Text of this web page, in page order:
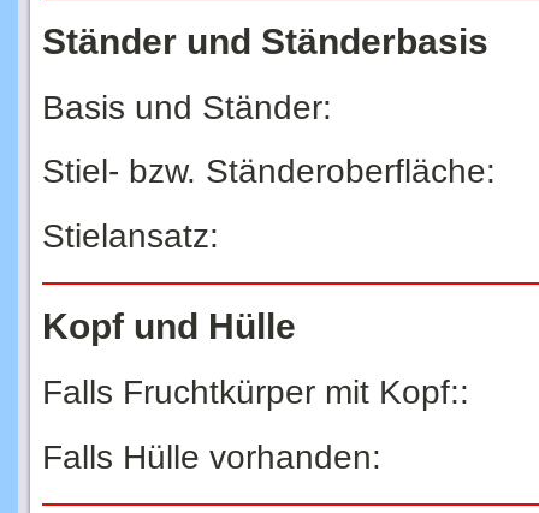
Ständer und Ständerbasis
Basis und Ständer:
Stiel- bzw. Ständeroberfläche:
Stielansatz:
Kopf und Hülle
Falls Fruchtkürper mit Kopf::
Falls Hülle vorhanden: